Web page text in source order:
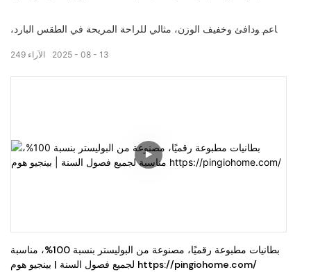
ناعم ودافئ وخفيف الوزن، مثالي للراحة المريحة في الطقس البارد،
توفر الطباعة الرقمية ألوانًا أكثر إشراقًا وصورًا حية. مرحباً بكم في
2025 08 13
249 الآراء
بطانيات مطبوعة رقميًا، مصنوعة من البوليستر بنسبة 100%، مناسبة
لجميع فصول السنة | بينجيو هوم https://pingiohome.com/